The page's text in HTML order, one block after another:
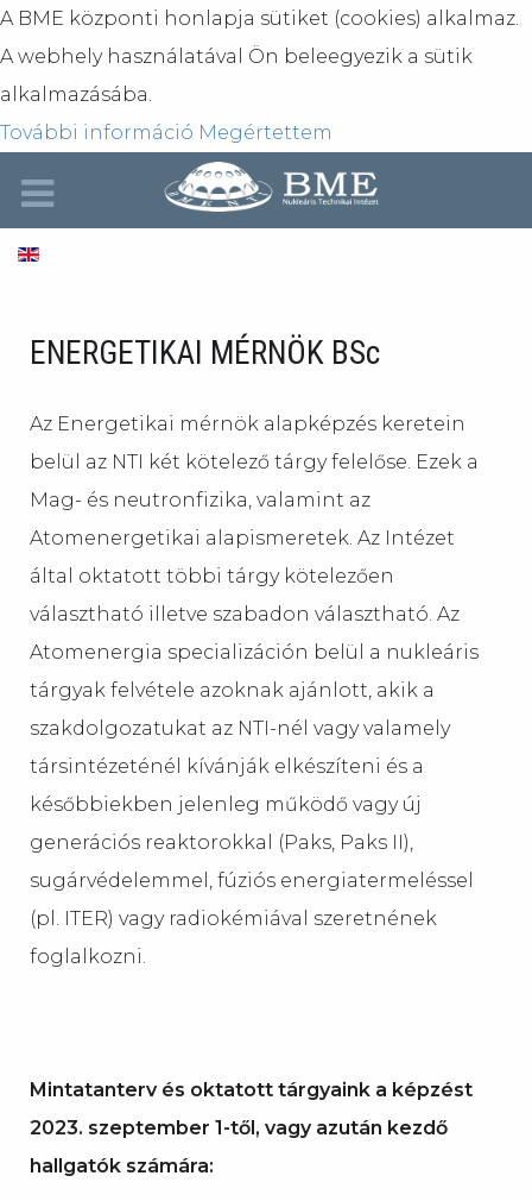
A BME központi honlapja sütiket (cookies) alkalmaz.
A webhely használatával Ön beleegyezik a sütik
alkalmazásába.
További információ Megértettem
ENERGETIKAI MÉRNÖK BSc
Az Energetikai mérnök alapképzés keretein
belül az NTI két kötelező tárgy felelőse. Ezek a
Mag- és neutronfizika, valamint az
Atomenergetikai alapismeretek. Az Intézet
által oktatott többi tárgy kötelezően
választható illetve szabadon választható. Az
Atomenergia specializáción belül a nukleáris
tárgyak felvétele azoknak ajánlott, akik a
szakdolgozatukat az NTI-nél vagy valamely
társintézeténél kívánják elkészíteni és a
későbbiekben jelenleg működő vagy új
generációs reaktorokkal (Paks, Paks II),
sugárvédelemmel, fúziós energiatermeléssel
(pl. ITER) vagy radiokémiával szeretnének
foglalkozni.
Mintatanterv és oktatott tárgyaink a képzést
2023. szeptember 1-től, vagy azután kezdő
hallgatók számára: